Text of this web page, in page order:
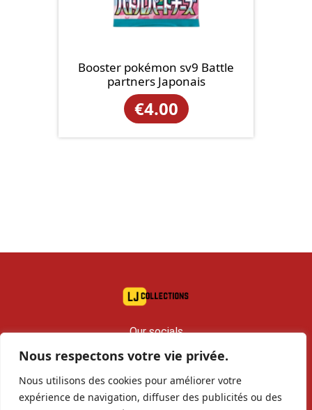
Nous respectons votre vie privée.
Nous utilisons des cookies pour améliorer votre
expérience de navigation, diffuser des publicités ou des
Booster pokémon sv9 Battle
partners Japonais
€4.00
Our socials
RCS 979 374 147 Romans